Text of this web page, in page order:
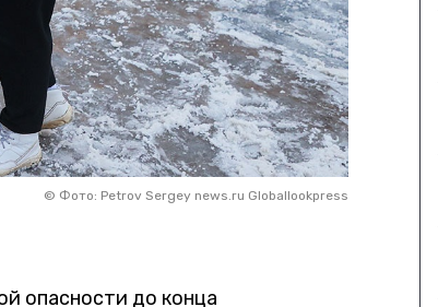
© Фото: Petrov Sergey news.ru Globallookpress
опасности до конца